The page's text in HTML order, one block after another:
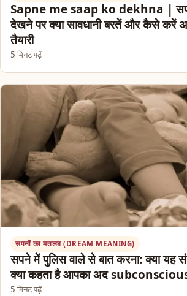
Sapne me saap ko dekhna |
देखने पर क्या सावधानी बरतें और कैसे करें
तैयारी
5 मिनट पढ़ें
सपनों का मतलब (DREAM MEANING)
सपने में पुलिस वाले से बात करना: क्या यह
क्या कहता है आपका अद
5 मिनट पढ़ें